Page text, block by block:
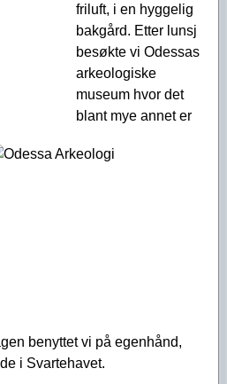
friluft, i en hyggelig
bakgård. Etter lunsj
besøkte vi Odessas
arkeologiske
museum hvor det
blant mye annet er
benyttet vi på egenhånd,
i Svartehavet.